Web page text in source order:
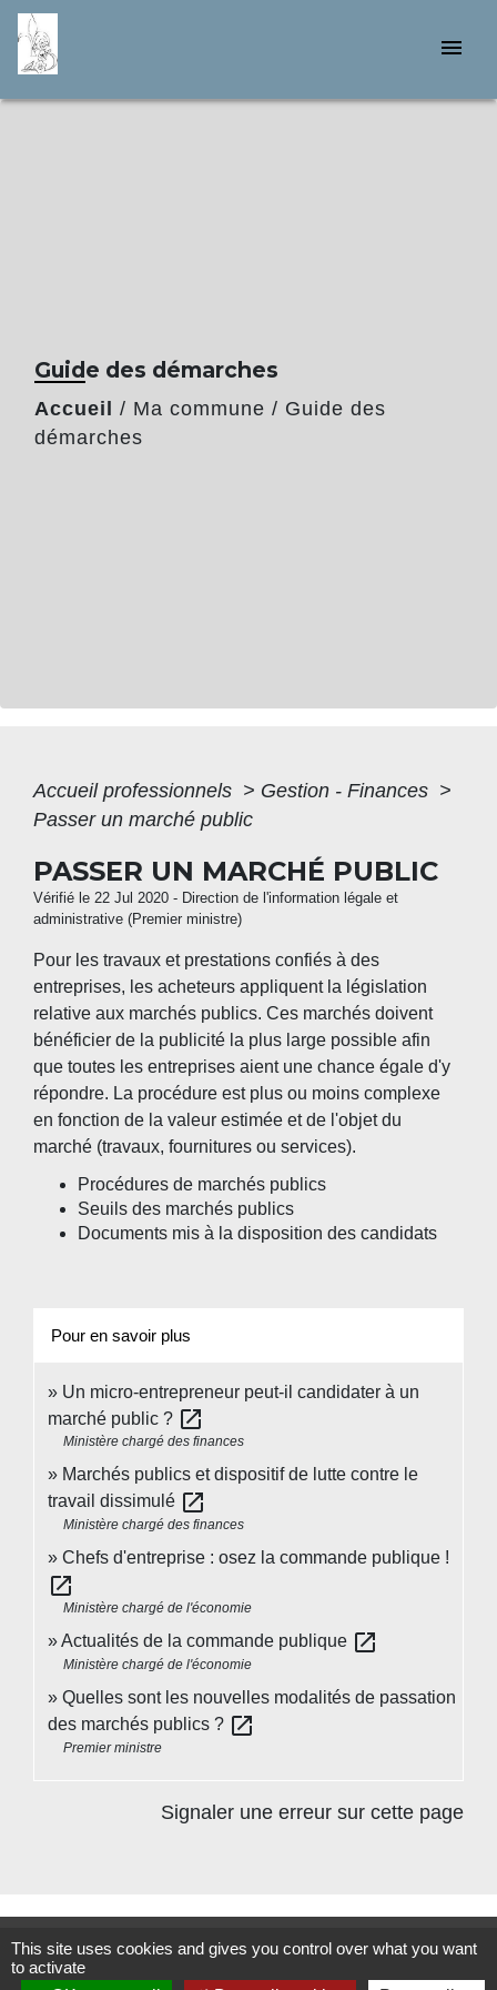
menu
Guide des démarches
Accueil / Ma commune / Guide des
démarches
Accueil professionnels > Gestion - Finances >
Passer un marché public
PASSER UN MARCHÉ PUBLIC
Vérifié le 22 Jul 2020 - Direction de l'information légale et
administrative (Premier ministre)
Pour les travaux et prestations confiés à des
entreprises, les acheteurs appliquent la législation
relative aux marchés publics. Ces marchés doivent
bénéficier de la publicité la plus large possible afin
que toutes les entreprises aient une chance égale d'y
répondre. La procédure est plus ou moins complexe
en fonction de la valeur estimée et de l'objet du
marché (travaux, fournitures ou services).
Procédures de marchés publics
Seuils des marchés publics
Documents mis à la disposition des candidats
Pour en savoir plus
Un micro-entrepreneur peut-il candidater à un
marché public ? open_in_new
Ministère chargé des finances
Marchés publics et dispositif de lutte contre le
travail dissimulé open_in_new
Ministère chargé des finances
Chefs d'entreprise : osez la commande publique !
open_in_new
Ministère chargé de l'économie
Actualités de la commande publique open_in_new
Ministère chargé de l'économie
Quelles sont les nouvelles modalités de passation
des marchés publics ? open_in_new
Premier ministre
Signaler une erreur sur cette page
Contacts
This site uses cookies and gives you control over what you want
to activate